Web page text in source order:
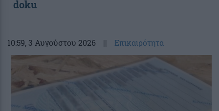
doku
10:59, 3 Αυγούστου 2026 || Επικαιρότητα